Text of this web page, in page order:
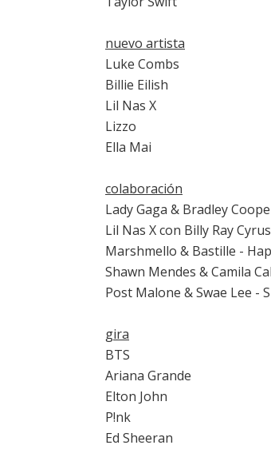
nuevo artista
Luke Combs
Billie Eilish
Lil Nas X
Lizzo
Ella Mai
colaboración
Lady Gaga & Bradley
Lil Nas X con Billy Ray
Marshmello & Bastille -
Shawn Mendes & Camila
Post Malone & Swae Lee -
gira
BTS
Ariana Grande
Elton John
P!nk
Ed Sheeran